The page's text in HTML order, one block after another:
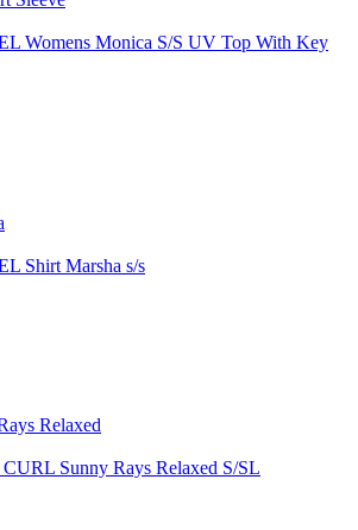
Womens Monica S/S UV Top With Key
Shirt Marsha s/s
Sunny Rays Relaxed S/SL